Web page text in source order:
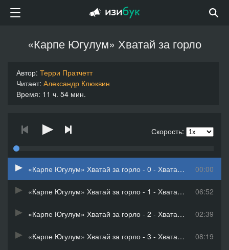
«Карпе Югулум» Хватай за горло
Автор: Терри Пратчетт
Читает: Александр Клюквин
Время: 11 ч. 54 мин.
Скорость:
00:00
«Карпе Югулум» Хватай за горло - 0 - Хватай за горло_01
06:52
«Карпе Югулум» Хватай за горло - 1 - Хватай за горло_02
02:39
«Карпе Югулум» Хватай за горло - 2 - Хватай за горло_03
08:19
«Карпе Югулум» Хватай за горло - 3 - Хватай за горло_04